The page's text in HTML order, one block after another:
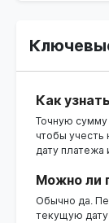
Как
Точную
чтобы учесть
дату платежа
Можно ли
Обычно да.
текущую